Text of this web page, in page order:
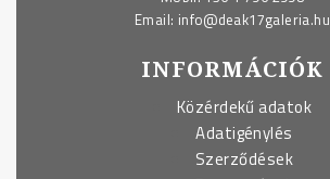
Email: info@deak17galeria.hu
INFORMÁCIÓK
Közérdekű adatok
Adatigénylés
Szerződések